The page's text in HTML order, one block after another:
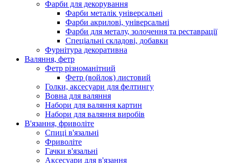
Фарби для декорування
Фарби металік універсальні
Фарби акрилові, універсальні
Фарби для металу, золочення та реставрації
Спеціальні складові, добавки
Фурнітура декоративна
Валяння, фетр
Фетр різноманітний
Фетр (войлок) листовий
Голки, аксесуари для фелтингу
Вовна для валяння
Набори для валяння картин
Набори для валяння виробів
В'язання, фриволіте
Спиці в'язальні
Фриволіте
Гачки в'язальні
Аксесуари для в'язання